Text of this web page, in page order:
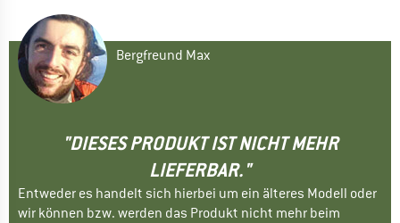
Bergfreund Max
"DIESES PRODUKT IST NICHT MEHR
LIEFERBAR."
Entweder es handelt sich hierbei um ein älteres Modell oder
wir können bzw. werden das Produkt nicht mehr beim